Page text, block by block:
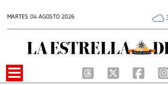
MARTES 04 AGOSTO 2026